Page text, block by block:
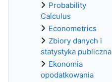
Probability
Calculus
Econometrics
Zbiory danych i
statystyka publiczna
Ekonomia
opodatkowania